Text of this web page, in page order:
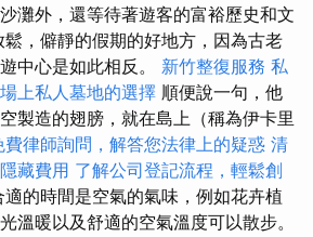
灘外，還等待著遊客的富裕歷史和文
，僻靜的假期的好地方，因為古老
中心是如此相反。 新竹整復服務 私
上私人墓地的選擇 順便說一句，他
製造的翅膀，就在島上（稱為伊卡里
費律師詢問，解答您法律上的疑惑 清
藏費用 了解公司登記流程，輕鬆創
適的時間是空氣的氣味，例如花卉植
溫暖以及舒適的空氣溫度可以散步。